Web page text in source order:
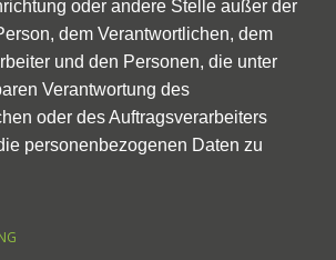
oder andere Stelle außer der
dem Verantwortlichen, dem
und den Personen, die unter
Verantwortung des
oder des Auftragsverarbeiters
personenbezogenen Daten zu